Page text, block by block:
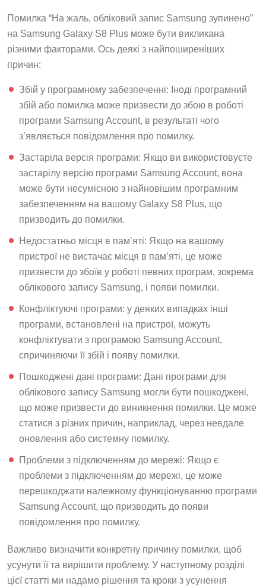
Помилка “На жаль, обліковий запис Samsung зупинено”
на Samsung Galaxy S8 Plus може бути викликана
різними факторами. Ось деякі з найпоширеніших
причин:
Збій у програмному забезпеченні: Іноді програмний
збій або помилка може призвести до збою в роботі
програми Samsung Account, в результаті чого
з’являється повідомлення про помилку.
Застаріла версія програми: Якщо ви використовуєте
застарілу версію програми Samsung Account, вона
може бути несумісною з найновішим програмним
забезпеченням на вашому Galaxy S8 Plus, що
призводить до помилки.
Недостатньо місця в пам’яті: Якщо на вашому
пристрої не вистачає місця в пам’яті, це може
призвести до збоїв у роботі певних програм, зокрема
облікового запису Samsung, і появи помилки.
Конфліктуючі програми: у деяких випадках інші
програми, встановлені на пристрої, можуть
конфліктувати з програмою Samsung Account,
спричиняючи її збій і появу помилки.
Пошкоджені дані програми: Дані програми для
облікового запису Samsung могли бути пошкоджені,
що може призвести до виникнення помилки. Це може
статися з різних причин, наприклад, через невдале
оновлення або системну помилку.
Проблеми з підключенням до мережі: Якщо є
проблеми з підключенням до мережі, це може
перешкоджати належному функціонуванню програми
Samsung Account, що призводить до появи
повідомлення про помилку.
Важливо визначити конкретну причину помилки, щоб
усунути її та вирішити проблему. У наступному розділі
цієї статті ми надамо рішення та кроки з усунення